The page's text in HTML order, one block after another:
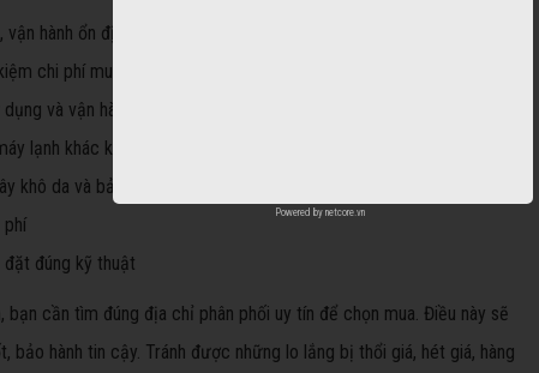
hành ổn định, êm, động cơ khỏe và làm lạnh nhanh
chi phí mua máy hiệu quả
và vận hành đúng kỹ thuật
lạnh khác không có
khô da và bảo vệ đường hô hấp
đúng kỹ thuật
cần tìm đúng địa chỉ phân phối uy tín để chọn mua. Điều này sẽ
hành tin cậy. Tránh được những lo lắng bị thổi giá, hét giá, hàng
Powered by netcore.vn